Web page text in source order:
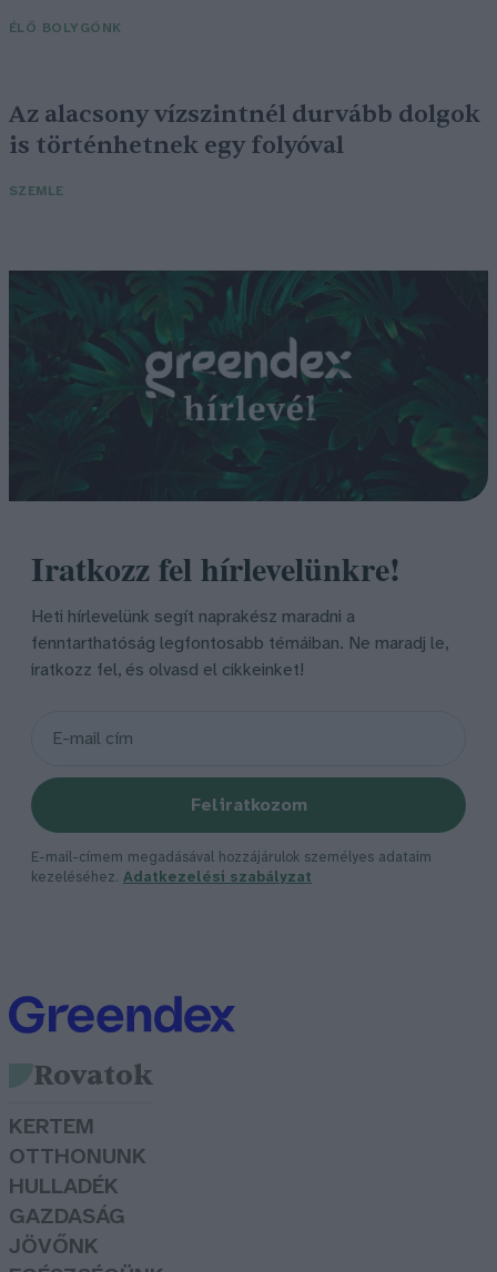
ÉLŐ BOLYGÓNK
Az alacsony vízszintnél durvább dolgok
is történhetnek egy folyóval
SZEMLE
Iratkozz fel hírlevelünkre!
Heti hírlevelünk segít naprakész maradni a
fenntarthatóság legfontosabb témáiban. Ne maradj le,
iratkozz fel, és olvasd el cikkeinket!
Feliratkozom
E-mail-címem megadásával hozzájárulok személyes adataim
kezeléséhez. Adatkezelési szabályzat
Rovatok
KERTEM
OTTHONUNK
HULLADÉK
GAZDASÁG
JÖVŐNK